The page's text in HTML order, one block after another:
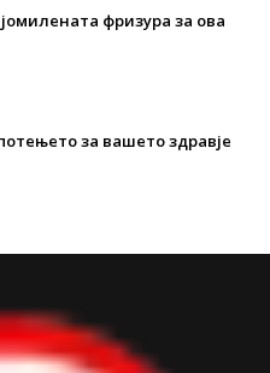
фризура за ова
за вашето здравје